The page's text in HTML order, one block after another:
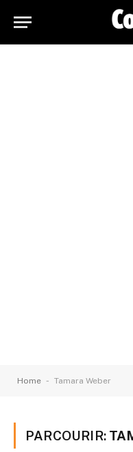
Home - Tamara Weber
PARCOURIR: